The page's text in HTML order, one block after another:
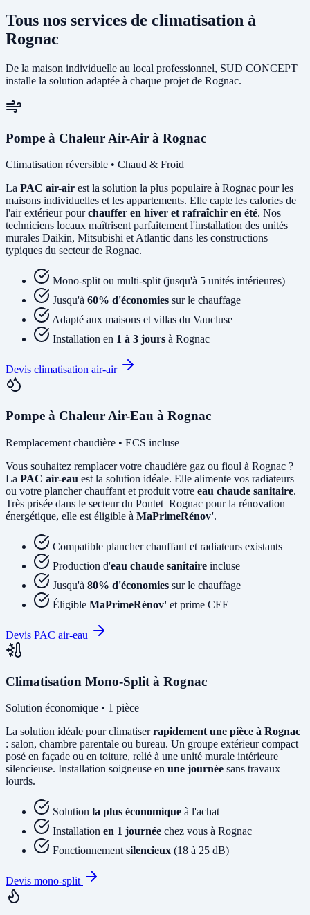
Tous nos services de climatisation à
Rognac
De la maison individuelle au local professionnel, SUD CONCEPT
installe la solution adaptée à chaque projet de Rognac.
Pompe à Chaleur Air-Air à Rognac
Climatisation réversible • Chaud & Froid
La PAC air-air est la solution la plus populaire à Rognac pour les
maisons individuelles et les appartements. Elle capte les calories de
l'air extérieur pourchauffer en hiver et rafraîchir en été. Nos
techniciens locaux maîtrisent parfaitement l'installation des unités
murales Daikin, Mitsubishi et Atlantic dans les constructions
typiques du secteur de Rognac.
Mono-split ou multi-split (jusqu'à 5 unités intérieures)
Jusqu'à 60% d'économies sur le chauffage
Adapté aux maisons et villas du Vaucluse
Installation en 1 à 3 jours à Rognac
Devis climatisation air-air
Pompe à Chaleur Air-Eau à Rognac
Remplacement chaudière • ECS incluse
Vous souhaitez remplacer votre chaudière gaz ou fioul à Rognac ?
La PAC air-eau est la solution idéale. Elle alimente vos radiateurs
ou votre plancher chauffant et produit votre eau chaude sanitaire.
Très prisée dans le secteur du Pontet–Rognac pour la rénovation
énergétique, elle est éligible à MaPrimeRénov'.
Compatible plancher chauffant et radiateurs existants
Production d'eau chaude sanitaire incluse
Jusqu'à 80% d'économies sur le chauffage
Éligible MaPrimeRénov' et prime CEE
Devis PAC air-eau
Climatisation Mono-Split à Rognac
Solution économique • 1 pièce
La solution idéale pour climatiserrapidement une pièce à Rognac
: salon, chambre parentale ou bureau. Un groupe extérieur compact
posé en façade ou en toiture, relié à une unité murale intérieure
silencieuse. Installation soigneuse en une journée sans travaux
lourds.
Solution la plus économique à l'achat
Installation en 1 journée chez vous à Rognac
Fonctionnement silencieux (18 à 25 dB)
Devis mono-split